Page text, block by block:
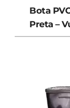
Bota
Preta –